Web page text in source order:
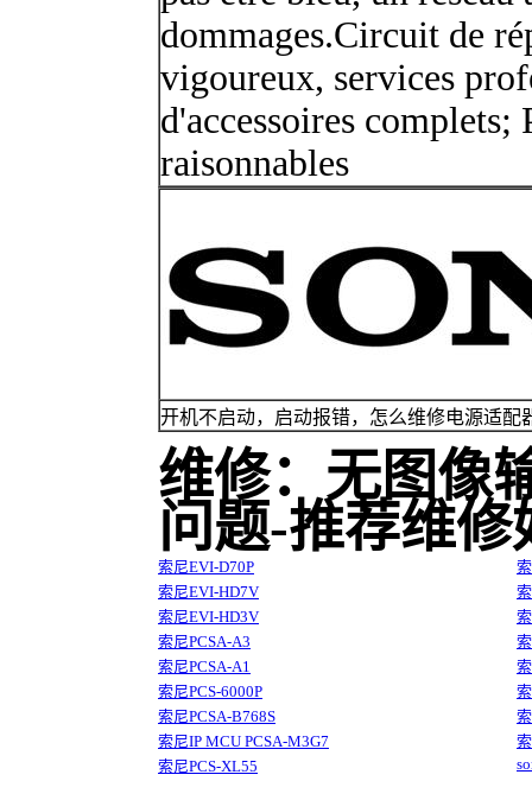
dommages.Circuit de
vigoureux, services
d'accessoires complets;
raisonnables
开机不启动，启动报错，怎么维修电源适配
维修：无图像
问题-推荐维修
索尼EVI-D70P
索尼EVI-HD7V
索尼EVI-HD3V
索尼PCSA-A3
索尼PCSA-A1
索尼PCS-6000P
索尼PCSA-B768S
索尼IP MCU PCSA-M3G7
索尼PCS-XL55